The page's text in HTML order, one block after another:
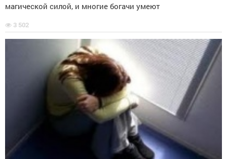
магической силой, и многие богачи умеют
3 502